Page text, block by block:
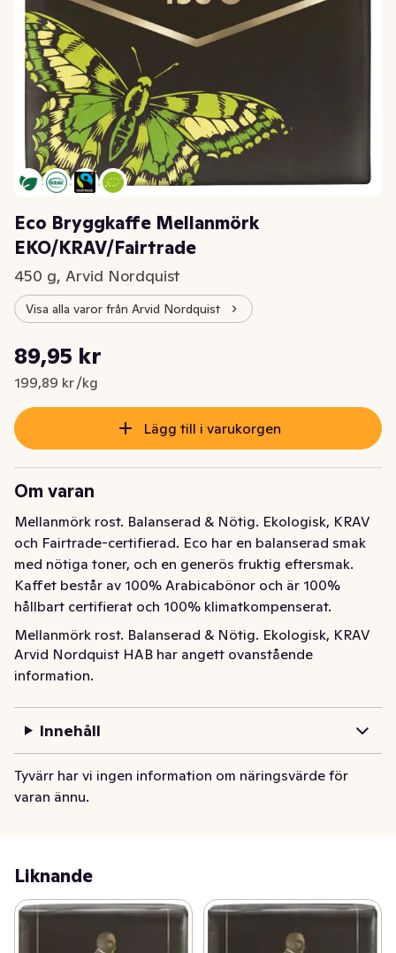
Eco Bryggkaffe Mellanmörk
EKO/KRAV/Fairtrade
450 g, Arvid Nordquist
Visa alla varor från Arvid Nordquist
Nuvarande pris är: 89,95 kr
89,95 kr
199,89 kr /kg
Styckpris: 199,89 kr /kg
Lägg till i varukorgen
Om varan
Mellanmörk rost. Balanserad & Nötig. Ekologisk, KRAV
och Fairtrade-certifierad. Eco har en balanserad smak
med nötiga toner, och en generös fruktig eftersmak.
Kaffet består av 100% Arabicabönor och är 100%
hållbart certifierat och 100% klimatkompenserat.
Mellanmörk rost. Balanserad & Nötig. Ekologisk, KRAV
och Fairtrade-certifierad. Eco har en balanserad smak
med nötiga toner, och en generös fruktig eftersmak.
Arvid Nordquist HAB har angett ovanstående
information.
Innehåll
Tyvärr har vi ingen information om näringsvärde för
varan ännu.
Liknande